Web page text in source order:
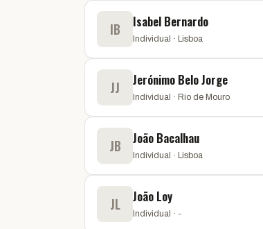
IB Isabel Bernardo
Individual · Lisboa
JJ Jerónimo Belo Jorge
Individual · Rio de Mouro
JB João Bacalhau
Individual · Lisboa
JL João Loy
Individual · -